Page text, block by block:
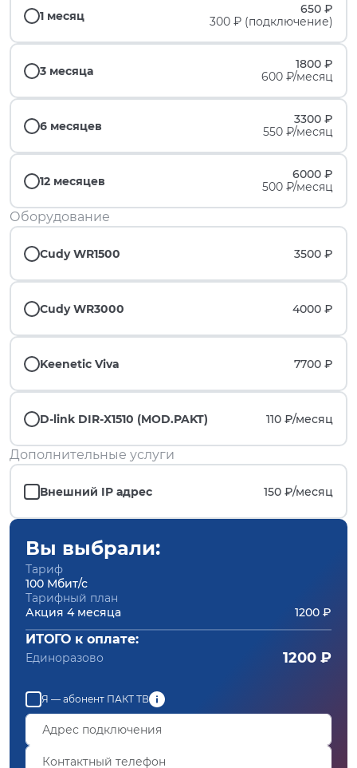
1 месяц
650 ₽
300 ₽ (подключение)
3 месяца
1800 ₽
600 ₽/месяц
6 месяцев
3300 ₽
550 ₽/месяц
12 месяцев
6000 ₽
500 ₽/месяц
Оборудование
Cudy WR1500 3500 ₽
Cudy WR3000 4000 ₽
Keenetic Viva 7700 ₽
D-link DIR-X1510 (MOD.PAKT) 110 ₽/месяц
Дополнительные услуги
Внешний IP адрес 150 ₽/месяц
Вы выбрали:
Тариф
100 Мбит/с
Тарифный план
Акция 4 месяца
1200 ₽
ИТОГО к оплате:
Единоразово 1200 ₽
Я — абонент ПАКТ ТВ